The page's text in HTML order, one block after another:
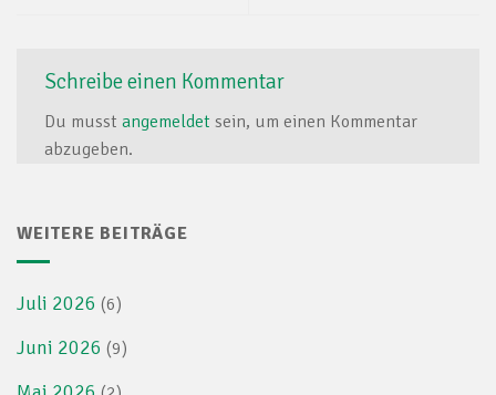
Schreibe einen Kommentar
Du musst angemeldet sein, um einen Kommentar
abzugeben.
WEITERE BEITRÄGE
Juli 2026 (6)
Juni 2026 (9)